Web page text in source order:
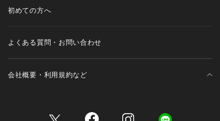
・74556 サニタリー
・14550 スリップ
※照明の関係により、実際よりも色味が違って見える場合があ
初めての方へ
よくある質問・お問い合わせ
会社概要・利用規約など